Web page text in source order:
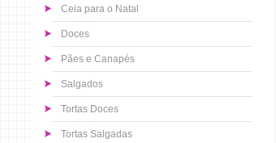
Ceia para o Natal
Doces
Pães e Canapés
Salgados
Tortas Doces
Tortas Salgadas